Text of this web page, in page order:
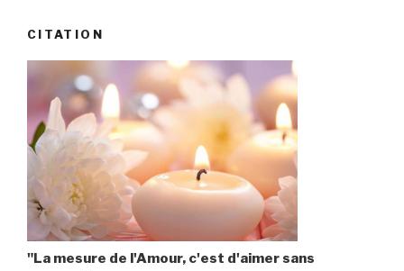
CITATION
"La mesure de l'Amour, c'est d'aimer sans